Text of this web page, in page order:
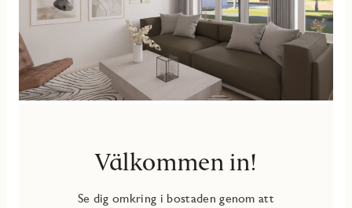
Välkommen in!
Se dig omkring i bostaden genom att